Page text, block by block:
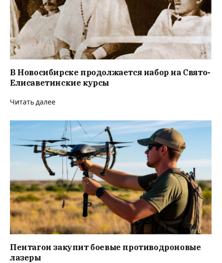
В Новосибирске продолжается набор на Свято-
Елисаветинские курсы
Читать далее
Пентагон закупит боевые противодроновые
лазеры